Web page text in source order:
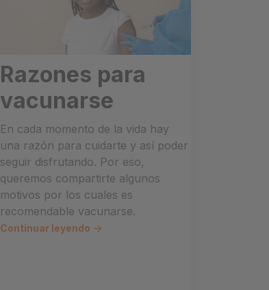
Razones para
vacunarse
En cada momento de la vida hay
una razón para cuidarte y así poder
seguir disfrutando. Por eso,
queremos compartirte algunos
motivos por los cuales es
recomendable vacunarse.
Continuar leyendo